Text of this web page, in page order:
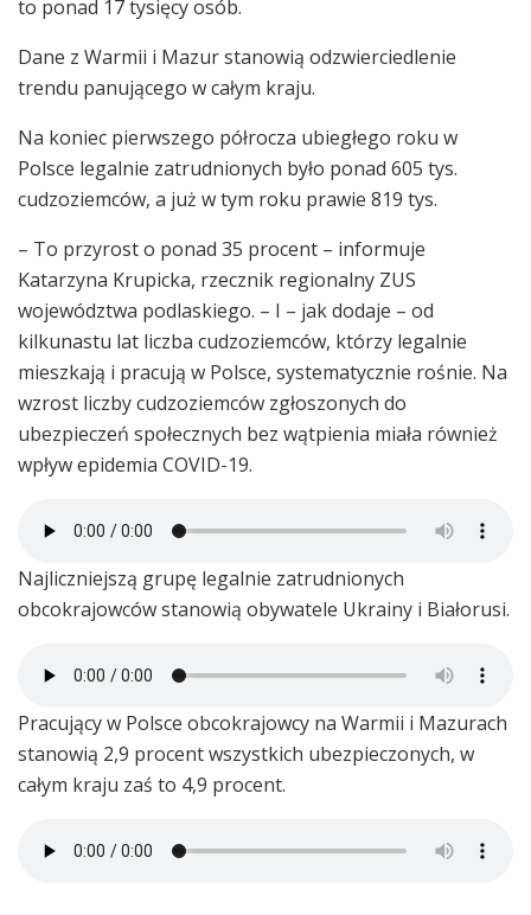
to ponad 17 tysięcy osób.
Dane z Warmii i Mazur stanowią odzwierciedlenie
trendu panującego w całym kraju.
Na koniec pierwszego półrocza ubiegłego roku w
Polsce legalnie zatrudnionych było ponad 605 tys.
cudzoziemców, a już w tym roku prawie 819 tys.
– To przyrost o ponad 35 procent – informuje
Katarzyna Krupicka, rzecznik regionalny ZUS
województwa podlaskiego. – I – jak dodaje – od
kilkunastu lat liczba cudzoziemców, którzy legalnie
mieszkają i pracują w Polsce, systematycznie rośnie. Na
wzrost liczby cudzoziemców zgłoszonych do
ubezpieczeń społecznych bez wątpienia miała również
wpływ epidemia COVID-19.
Najliczniejszą grupę legalnie zatrudnionych
obcokrajowców stanowią obywatele Ukrainy i Białorusi.
Pracujący w Polsce obcokrajowcy na Warmii i Mazurach
stanowią 2,9 procent wszystkich ubezpieczonych, w
całym kraju zaś to 4,9 procent.